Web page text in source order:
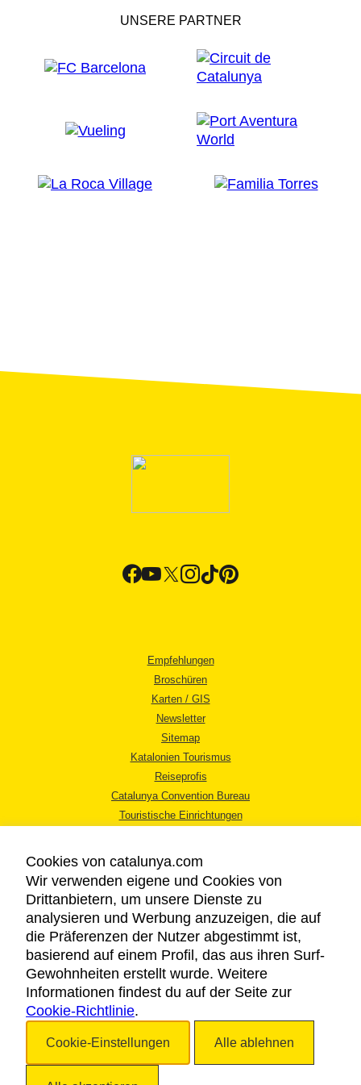
UNSERE PARTNER
Empfehlungen
Broschüren
Karten / GIS
Newsletter
Sitemap
Katalonien Tourismus
Reiseprofis
Catalunya Convention Bureau
Touristische Einrichtungen
RECHTLICHER HINWEIS
DATENSCHUTZICHTLINIE
COOKIES
BARRIEREFREIHEIT
Cookies von catalunya.com
Wir verwenden eigene und Cookies von
Drittanbietern, um unsere Dienste zu
analysieren und Werbung anzuzeigen, die auf
die Präferenzen der Nutzer abgestimmt ist,
basierend auf einem Profil, das aus ihren Surf-
Gewohnheiten erstellt wurde. Weitere
Informationen findest du auf der Seite zur
Cookie-Richtlinie.
Cookie-Einstellungen Alle ablehnen